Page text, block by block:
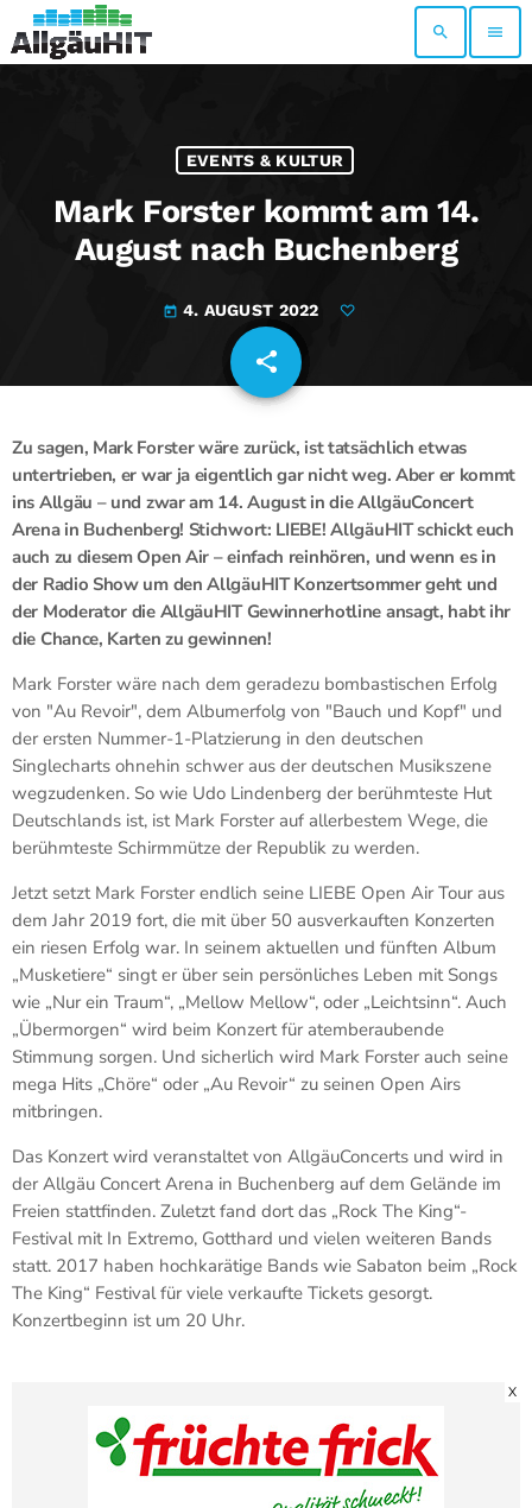
search menu
EVENTS & KULTUR
Mark Forster kommt am 14.
August nach Buchenberg
today 4. AUGUST 2022
share
email
Zu sagen, Mark Forster wäre zurück, ist tatsächlich etwas
untertrieben, er war ja eigentlich gar nicht weg. Aber er kommt
ins Allgäu – und zwar am 14. August in die AllgäuConcert
Arena in Buchenberg! Stichwort: LIEBE! AllgäuHIT schickt euch
auch zu diesem Open Air – einfach reinhören, und wenn es in
der Radio Show um den AllgäuHIT Konzertsommer geht und
der Moderator die AllgäuHIT Gewinnerhotline ansagt, habt ihr
die Chance, Karten zu gewinnen!
Mark Forster wäre nach dem geradezu bombastischen Erfolg
von "Au Revoir", dem Albumerfolg von "Bauch und Kopf" und
der ersten Nummer-1-Platzierung in den deutschen
Singlecharts ohnehin schwer aus der deutschen Musikszene
wegzudenken. So wie Udo Lindenberg der berühmteste Hut
Deutschlands ist, ist Mark Forster auf allerbestem Wege, die
berühmteste Schirmmütze der Republik zu werden.
Jetzt setzt Mark Forster endlich seine LIEBE Open Air Tour aus
dem Jahr 2019 fort, die mit über 50 ausverkauften Konzerten
ein riesen Erfolg war. In seinem aktuellen und fünften Album
„Musketiere“ singt er über sein persönliches Leben mit Songs
wie „Nur ein Traum“, „Mellow Mellow“, oder „Leichtsinn“. Auch
„Übermorgen“ wird beim Konzert für atemberaubende
Stimmung sorgen. Und sicherlich wird Mark Forster auch seine
mega Hits „Chöre“ oder „Au Revoir“ zu seinen Open Airs
mitbringen.
Das Konzert wird veranstaltet von AllgäuConcerts und wird in
der Allgäu Concert Arena in Buchenberg auf dem Gelände im
Freien stattfinden. Zuletzt fand dort das „Rock The King“-
Festival mit In Extremo, Gotthard und vielen weiteren Bands
statt. 2017 haben hochkarätige Bands wie Sabaton beim „Rock
The King“ Festival für viele verkaufte Tickets gesorgt.
Konzertbeginn ist um 20 Uhr.
X